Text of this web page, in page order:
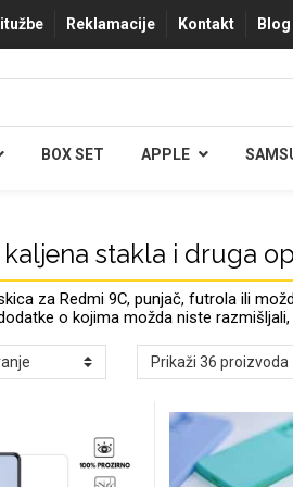
Reklamacije Kontakt Blog
BOX SET APPLE
kaljena stakla i druga
za Redmi 9C, punjač, futrola ili
o kojima možda niste